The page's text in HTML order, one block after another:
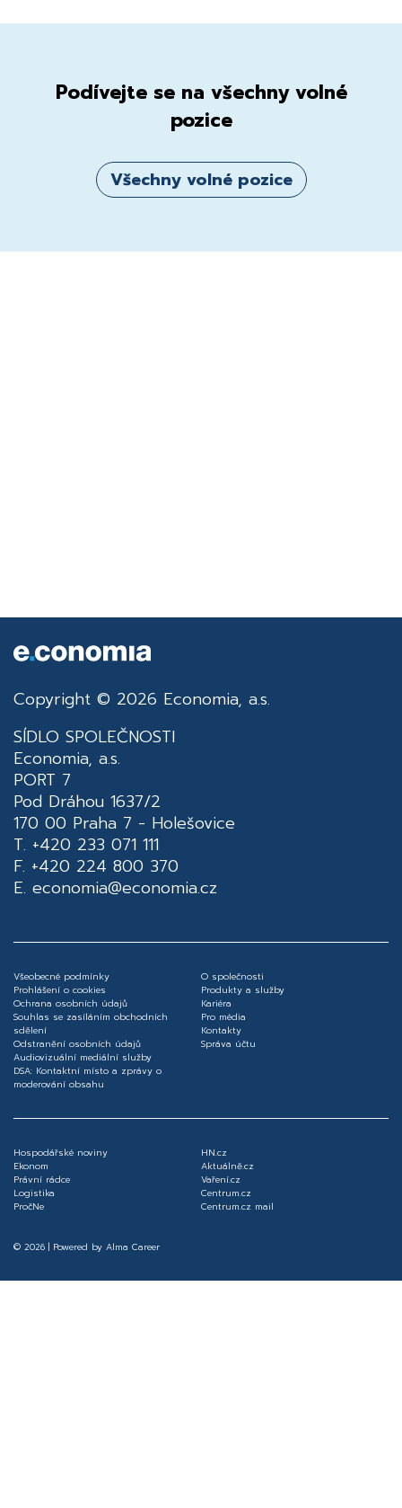
Podívejte se na všechny volné
pozice
Všechny volné pozice
Copyright © 2026 Economia, a.s.
SÍDLO SPOLEČNOSTI
Economia, a.s.
PORT 7
Pod Dráhou 1637/2
170 00 Praha 7 - Holešovice
T. +420 233 071 111
F. +420 224 800 370
E. economia@economia.cz
Všeobecné podmínky
Prohlášení o cookies
Ochrana osobních údajů
Souhlas se zasíláním obchodních
sdělení
Odstranění osobních údajů
Audiovizuální mediální služby
DSA: Kontaktní místo a zprávy o
moderování obsahu
O společnosti
Produkty a služby
Kariéra
Pro média
Kontakty
Správa účtu
Hospodářské noviny
Ekonom
Právní rádce
Logistika
PročNe
HN.cz
Aktuálně.cz
Vaření.cz
Centrum.cz
Centrum.cz mail
© 2026 | Powered by Alma Career